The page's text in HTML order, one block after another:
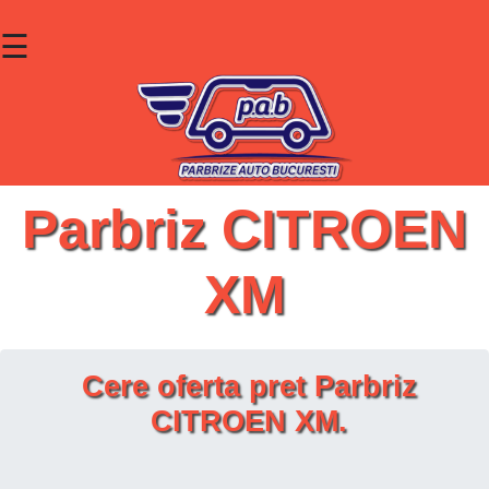
☰
Lunete
Geamuri
Contact
Parbriz CITROEN
XM
Cere oferta pret Parbriz
CITROEN XM.